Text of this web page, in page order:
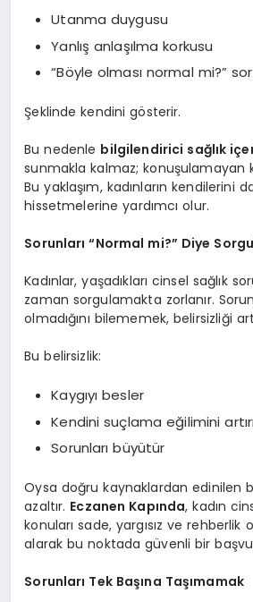
Utanma duygusu
Yanlış anlaşılma korkusu
“Böyle olması normal mi?”
Şeklinde kendini gösterir.
Bu nedenle bilgilendirici sağlık
sunmakla kalmaz; konuşulamayan
Bu yaklaşım, kadınların kendilerini
hissetmelerine yardımcı olur.
Sorunları “Normal mi?” Diye
Kadınlar, yaşadıkları cinsel sağlık
zaman sorgulamakta zorlanır.
olmadığını bilememek, belirsizliği
Bu belirsizlik:
Kaygıyı besler
Kendini suçlama eğilimini
Sorunları büyütür
Oysa doğru kaynaklardan edinilen
azaltır. Eczanen Kapında, kadın
konuları sade, yargısız ve rehberlik
alarak bu noktada güvenli bir
Sorunları Tek Başına Taşımamak